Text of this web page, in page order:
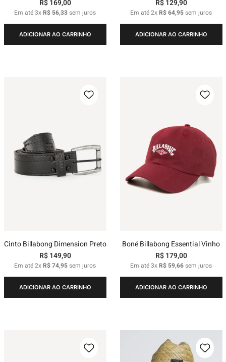
R$ 169,00
Em até3xR$ 56,33sem juros
ADICIONAR AO CARRINHO
R$ 129,90
Em até2xR$64,95sem juros
ADICIONAR AO CARRINHO
Cinto Billabong Dimension Preto
R$ 149,90
Em até2xR$74,95sem juros
ADICIONAR AO CARRINHO
Boné Billabong Essential Vinho
R$ 179,00
Em até3xR$ 59,66sem juros
ADICIONAR AO CARRINHO